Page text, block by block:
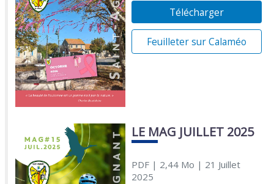
Télécharger
Feuilleter sur Calaméo
LE MAG JUILLET 2025
PDF| 2,44 Mo | 21 Juillet
2025